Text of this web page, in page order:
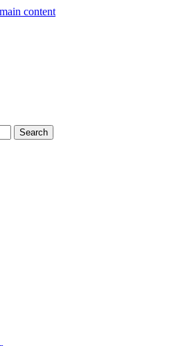
content
Search